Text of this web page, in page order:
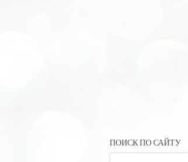
ПОИСК ПО САЙТУ